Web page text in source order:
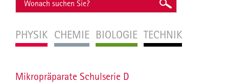
PHYSIK CHEMIE BIOLOGIE TECHNIK
Mikropräparate Schulserie D